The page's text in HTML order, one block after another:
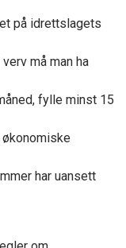
på idrettslagets
må man ha
fylle minst 15
har uansett